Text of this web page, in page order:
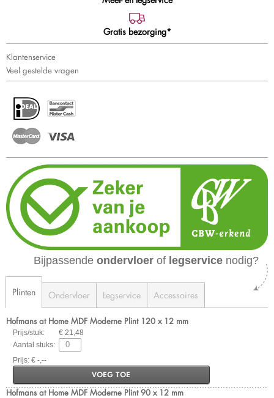
Gratis bezorging*
Klantenservice
Veel gestelde vragen
Bijpassende ondervloer of legservice nodig?
Plinten Ondervloer Legservice Accessoires
Hofmans at Home MDF Moderne Plint 120 x 12 mm
Prijs/stuk:
€ 21,48
Aantal stuks:
Prijs: € -,--
VOEG TOE
Hofmans at Home MDF Moderne Plint 90 x 12 mm